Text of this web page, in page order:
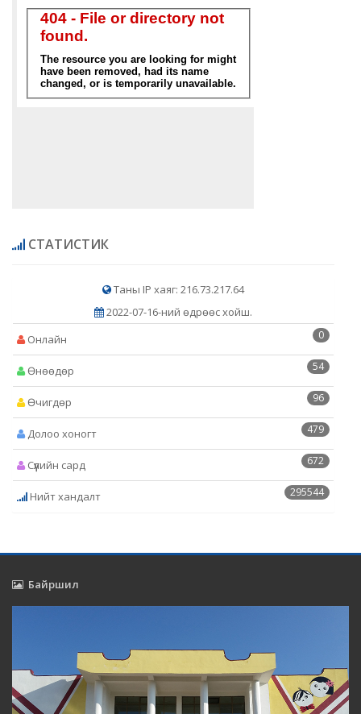
СТАТИСТИК
Таны IP хаяг: 216.73.217.64
2022-07-16-ний өдрөөс хойш.
0
Онлайн
54
Өнөөдөр
96
Өчигдөр
479
Долоо хоногт
672
Сүүлийн сард
295544
Нийт хандалт
Байршил